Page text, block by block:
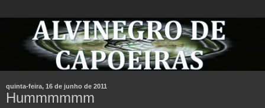
quinta-feira, 16 de junho de 2011
Hummmmmm